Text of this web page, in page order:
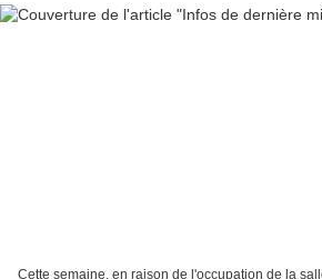
Cette semaine, en raison de l'occupation de la